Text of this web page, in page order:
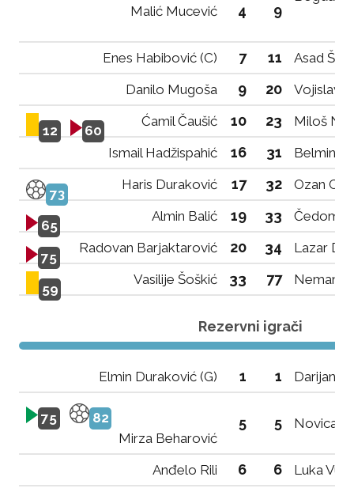
Malić Mucević 4 9
Enes Habibović (C) 7 11
Asad
Danilo Mugoša
9 20 Vojislav
12 60
Ćamil Čaušić 10 23
Miloš
Ismail Hadžispahić
16 31 Belmin
73
Haris Duraković 17 32 Ozan
65
Almin Balić 19 33 Čedomir
75
Radovan Barjaktarović 20 34 Lazar
59
Vasilije Šoškić 33 77
Rezervni igrači
Elmin Duraković (G) 1 1 Darijan
75
82
Mirza Beharović
5 5 Novica
Anđelo Rili 6 6 Luka